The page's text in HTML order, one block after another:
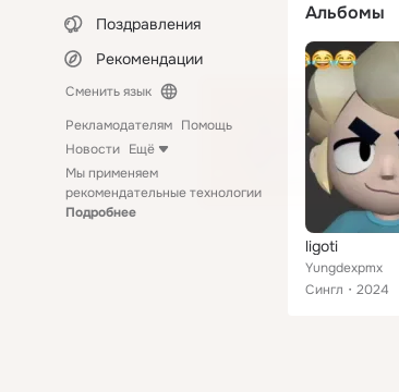
Поздравления
Рекомендации
Сменить язык
Рекламодателям Помощь
Новости Ещё
Мы применяем
рекомендательные технологии
Подробнее
Альбомы
ligoti
Yungdexpmx
Сингл
2024